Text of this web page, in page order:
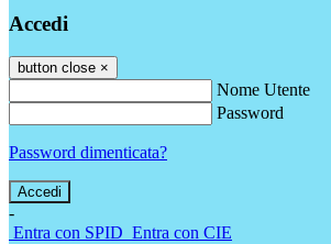
Accedi
button close ×
Nome Utente
Password
Password dimenticata?
-
Entra con SPID Entra con CIE